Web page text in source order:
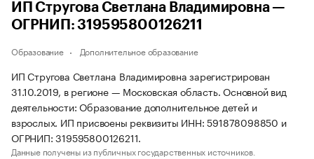
ИП Стругова Светлана Владимировна —
ОГРНИП: 319595800126211
Образование Дополнительное образование
ИП Стругова Светлана Владимировна зарегистрирован
31.10.2019, в регионе — Московская область. Основной вид
деятельности: Образование дополнительное детей и
взрослых. ИП присвоены реквизиты ИНН: 591878098850 и
ОГРНИП: 319595800126211.
Данные получены из публичных государственных источников.